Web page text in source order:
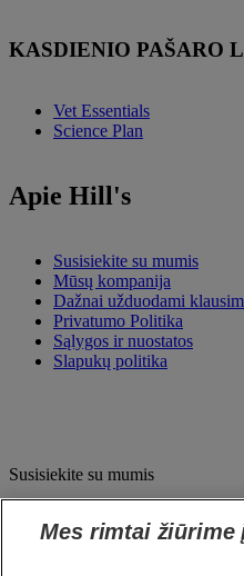
KASDIENIO PAŠARO
Vet Essentials
Science Plan
Apie Hill's
Susisiekite su mumis
Mūsų kompanija
Dažnai užduodami
Privatumo Politika
Sąlygos ir nuostatos
Slapukų politika
Susisiekite su mumis
Mes rimtai žiūrime